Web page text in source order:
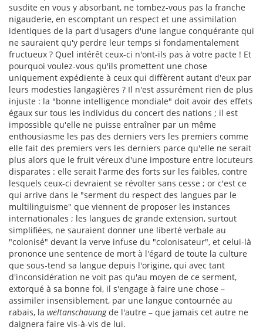
susdite en vous y absorbant, ne tombez-vous pas la franche
nigauderie, en escomptant un respect et une assimilation
identiques de la part d'usagers d'une langue conquérante qui
ne sauraient qu'y perdre leur temps si fondamentalement
fructueux ? Quel intérêt ceux-ci n'ont-ils pas à votre pacte ! Et
pourquoi voulez-vous qu'ils promettent une chose
uniquement expédiente à ceux qui diffèrent autant d'eux par
leurs modesties langagières ? Il n'est assurément rien de plus
injuste : la "bonne intelligence mondiale" doit avoir des effets
égaux sur tous les individus du concert des nations ; il est
impossible qu'elle ne puisse entraîner par un même
enthousiasme les pas des derniers vers les premiers comme
elle fait des premiers vers les derniers parce qu'elle ne serait
plus alors que le fruit véreux d'une imposture entre locuteurs
disparates : elle serait l'arme des forts sur les faibles, contre
lesquels ceux-ci devraient se révolter sans cesse ; or c'est ce
qui arrive dans le "serment du respect des langues par le
multilinguisme" que viennent de proposer les instances
internationales ; les langues de grande extension, surtout
simplifiées, ne sauraient donner une liberté verbale au
"colonisé" devant la verve infuse du "colonisateur", et celui-là
prononce une sentence de mort à l'égard de toute la culture
que sous-tend sa langue depuis l'origine, qui avec tant
d'inconsidération ne voit pas qu'au moyen de ce serment,
extorqué à sa bonne foi, il s'engage à faire une chose –
assimiler insensiblement, par une langue contournée au
rabais, la weltanschauungde l'autre – que jamais cet autre ne
daignera faire vis-à-vis de lui.